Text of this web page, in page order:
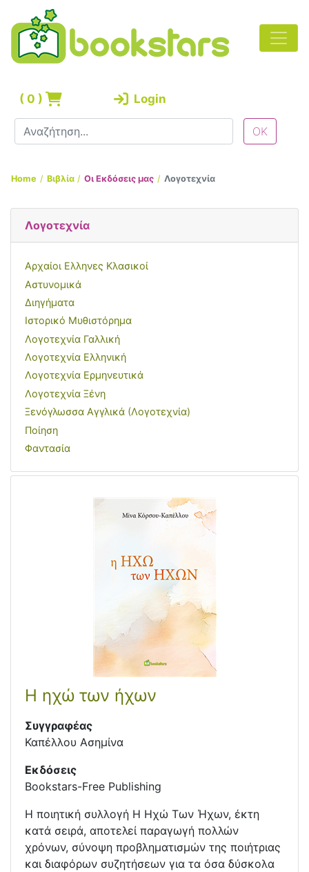
( 0 ) Login
Home Βιβλία Οι Εκδόσεις μας Λογοτεχνία
Λογοτεχνία
Αρχαίοι Ελληνες Κλασικοί
Αστυνομικά
Διηγήματα
Ιστορικό Μυθιστόρημα
Λογοτεχνία Γαλλική
Λογοτεχνία Ελληνική
Λογοτεχνία Ερμηνευτικά
Λογοτεχνία Ξένη
Ξενόγλωσσα Αγγλικά (Λογοτεχνία)
Ποίηση
Φαντασία
Η ηχώ των ήχων
Συγγραφέας
Καπέλλου Ασημίνα
Εκδόσεις
Bookstars-Free Publishing
Η ποιητική συλλογή Η Ηχώ Των Ήχων, έκτη
κατά σειρά, αποτελεί παραγωγή πολλών
χρόνων, σύνοψη προβληματισμών της ποιήτριας
και διαφόρων συζητήσεων για τα όσα δύσκολα